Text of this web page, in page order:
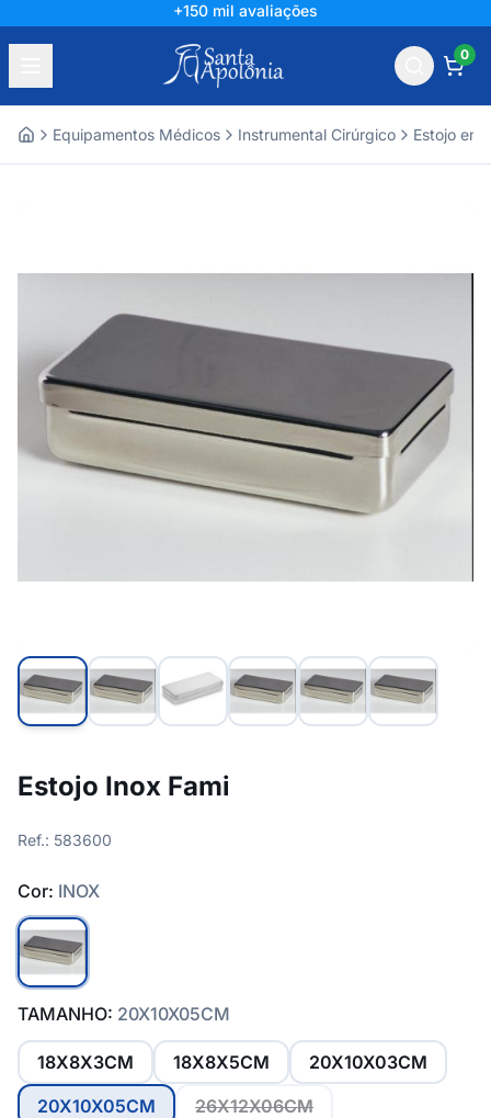
+150 mil avaliações
0
Equipamentos Médicos Instrumental Cirúrgico Estojo em
Estojo Inox Fami
Ref.: 583600
Cor: INOX
TAMANHO: 20X10X05CM
18X8X3CM 18X8X5CM
20X10X03CM
20X10X05CM
26X12X06CM